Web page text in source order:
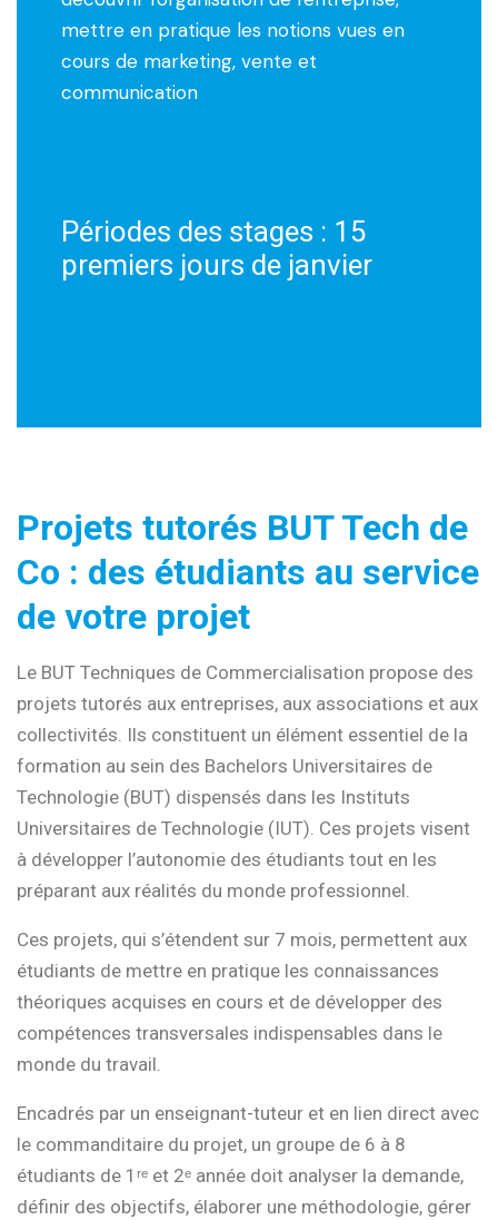
mettre en pratique les notions vues en
cours de marketing, vente et
communication
Périodes des stages : 15
premiers jours de janvier
Projets tutorés BUT Tech de
Co : des étudiants au service
de votre projet
Le BUT Techniques de Commercialisation propose des
projets tutorés aux entreprises, aux associations et aux
collectivités. Ils constituent un élément essentiel de la
formation au sein des Bachelors Universitaires de
Technologie (BUT) dispensés dans les Instituts
Universitaires de Technologie (IUT). Ces projets visent
à développer l’autonomie des étudiants tout en les
préparant aux réalités du monde professionnel.
Ces projets, qui s’étendent sur 7 mois, permettent aux
étudiants de mettre en pratique les connaissances
théoriques acquises en cours et de développer des
compétences transversales indispensables dans le
monde du travail.
Encadrés par un enseignant-tuteur et en lien direct avec
le commanditaire du projet, un groupe de 6 à 8
étudiants de 1ʳᵉ et 2ᵉ année doit analyser la demande,
définir des objectifs, élaborer une méthodologie, gérer